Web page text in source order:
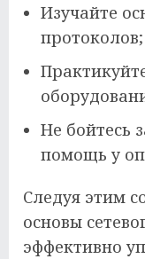
Изучайте
протоколов;
Не бойтесь
помощь у
Следуя этим
основы
эффективно